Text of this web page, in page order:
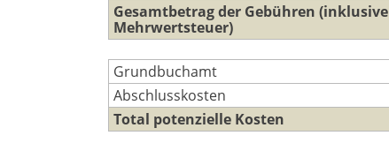
Gesamtbetrag der Gebühren (inklusive
Mehrwertsteuer)
Grundbuchamt
Abschlusskosten
Total potenzielle Kosten